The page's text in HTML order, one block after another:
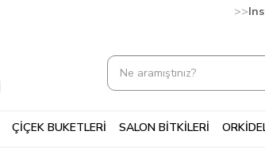
>>
ÇİÇEK BUKETLERİ SALON BİTKİLERİ